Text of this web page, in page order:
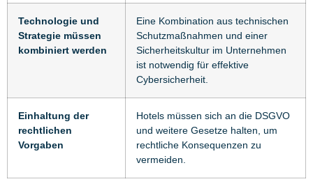
Technologie und
Strategie müssen
kombiniert werden
Eine Kombination aus technischen
Schutzmaßnahmen und einer
Sicherheitskultur im Unternehmen
ist notwendig für effektive
Cybersicherheit.
Einhaltung der
rechtlichen
Vorgaben
Hotels müssen sich an die DSGVO
und weitere Gesetze halten, um
rechtliche Konsequenzen zu
vermeiden.